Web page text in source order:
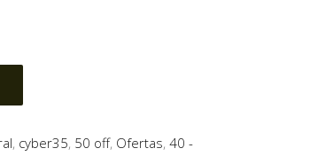
, cyber35, 50 off, Ofertas, 40 -